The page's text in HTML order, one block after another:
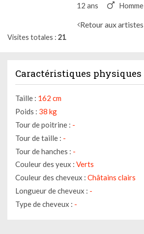
12 ans Homme
Retour aux artistes
Visites totales 21
Caractéristiques physiques
Taille : 162 cm
Poids : 38 kg
Tour de poitrine : -
Tour de taille : -
Tour de hanches : -
Couleur des yeux : Verts
Couleur des cheveux : Châtains clairs
Longueur de cheveux : -
Type de cheveux : -